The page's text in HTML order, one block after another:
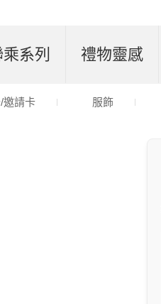
系列 禮物靈感
邀請卡 服飾